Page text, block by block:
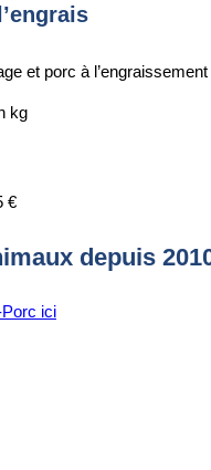
et porc à l’engraissement
kg
€
depuis
ici